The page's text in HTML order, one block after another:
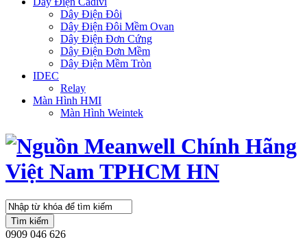
Dây Điện Đôi
Dây Điện Đôi Mềm Ovan
Dây Điện Đơn Cứng
Dây Điện Đơn Mềm
Dây Điện Mềm Tròn
IDEC
Relay
Màn Hình HMI
Màn Hình Weintek
Tìm kiếm
0909 046 626